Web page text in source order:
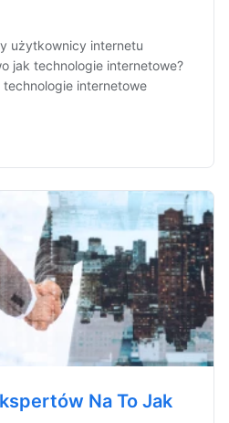
użytkownicy internetu
jak technologie internetowe?
internetowe
Na To Jak